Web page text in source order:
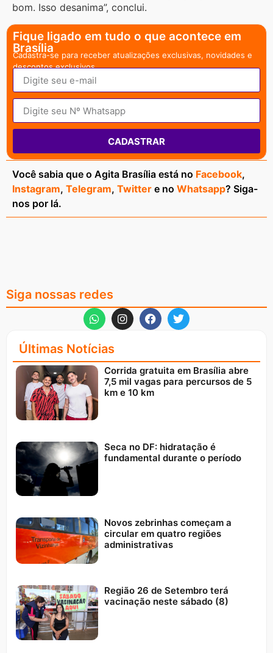
bom. Isso desanima”, conclui.
Fique ligado em tudo o que acontece em
Brasília
Cadastra-se para receber atualizações exclusivas, novidades e
descontos exclusivos.
CADASTRAR
Você sabia que o Agita Brasília está no Facebook,
Instagram, Telegram, Twitter e no Whatsapp? Siga-
nos por lá.
Siga nossas redes
Últimas Notícias
Corrida gratuita em Brasília abre
7,5 mil vagas para percursos de 5
km e 10 km
Seca no DF: hidratação é
fundamental durante o período
Novos zebrinhas começam a
circular em quatro regiões
administrativas
Região 26 de Setembro terá
vacinação neste sábado (8)